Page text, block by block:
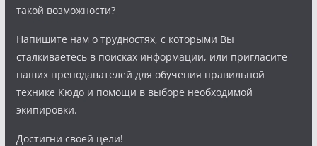
такой возможности?
Напишите нам о трудностях, с которыми Вы
сталкиваетесь в поисках информации, или пригласите
наших преподавателей для обучения правильной
технике Кюдо и помощи в выборе необходимой
экипировки.
Достигни своей цели!